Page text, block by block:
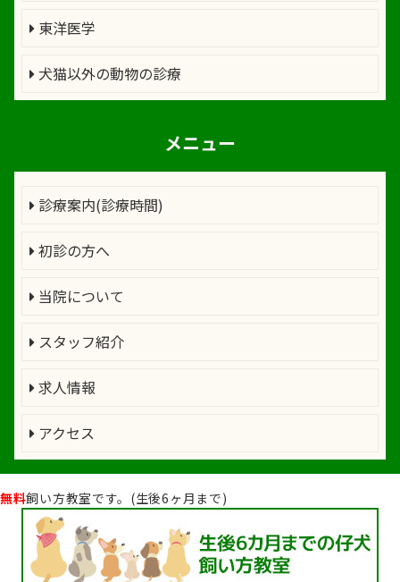
東洋医学
犬猫以外の動物の診療
メニュー
診療案内(診療時間)
初診の方へ
当院について
スタッフ紹介
求人情報
アクセス
無料飼い方教室です。(生後6ヶ月まで)